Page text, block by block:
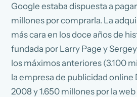
Google estaba dispuesta a
millones por comprarla. La
más cara en los doce años de
fundada por Larry Page y
los máximos anteriores (3.100
la empresa de publicidad online
2008 y 1.650 millones por la